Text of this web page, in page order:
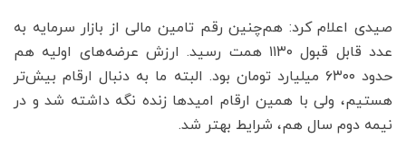
صیدی اعلام کرد: هم‌چنین رقم تامین مالی از بازار سرمایه به
عدد قابل قبول ۱۱۳۰ همت رسید. ارزش عرضه‌های اولیه‌ هم
حدود ۶۳۰۰ میلیارد تومان بود. البته ما به دنبال ارقام بیش‌تر
هستیم، ولی با همین ارقام امیدها زنده نگه داشته شد و در
نیمه دوم سال هم، شرایط بهتر شد.